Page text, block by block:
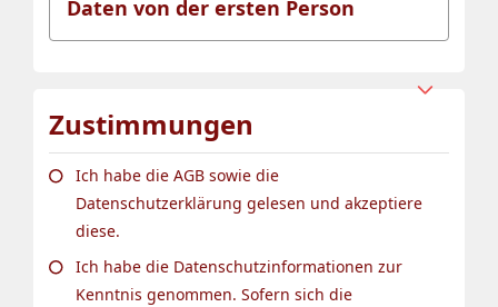
Zustimmungen
Ich habe die AGB sowie die
Datenschutzerklärung gelesen und akzeptiere
diese.
Ich habe die Datenschutzinformationen zur
Kenntnis genommen. Sofern sich die